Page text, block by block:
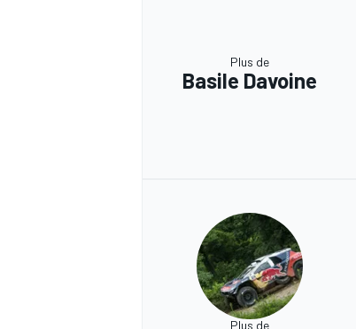
Plus de
Basile Davoine
Plus de